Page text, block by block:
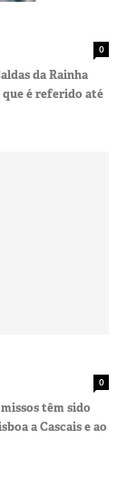
0
da Rainha
que é referido até
0
têm sido
a Cascais e ao